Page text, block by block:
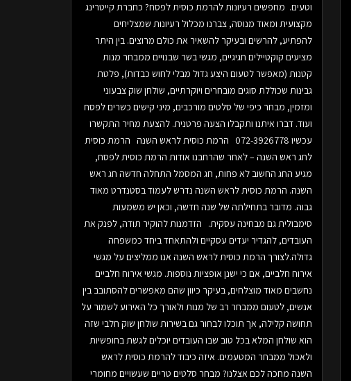
וטעים. מחפשים רעיונות להרמת כוסית לפסח? כחברת קייטרינג
מקצועית ומאוד מנוסה, צברנו מכלול רעיונות שמצליחים
להפתיע, להרשים ובעיקר להשאיר את כולם מרוצים. בין היתר
מציעים קוקטיילים חגיגיים, מגשי בשר שבנויים ממבחר מנות
קטנות (מאפשר לטעום היצע גדול מבלי לחוש כבדות), פלטת
גבינות שכוללת סוגים מובחרים ויוקרתיים, שולחן שוק צבעוני
ומזמין, מבחר כיפי של סלטים מורכבים, מיני קישים כשרים לפסח
ועוד. דברו איתנו ותקבלו הצעה פרטנית. להצעת מחיר התקשרו
עכשיו 072-3926778 הרמת כוסית לראש השנה הרמת כוסית
לחג ראש השנה – לאחר שהרחבנו אודות הרמת כוסית לפסח,
מגיע החג החשוב לא פחות, חג המסמל התחלה חדשה חג ראש
השנה. הרמת כוסית לראש השנה נדרש לעמוד בסטנדרט מאוד
גבוה. מדובר בתחילתה של שנה חדשה, וכאן יש משמעות
סימבולית גם מבחינה עסקית. הזדמנות להוקיר תודה, לפנק את
העובדים, להגדיר יעדים עסקיים ולהתאחד ביחד כמשפחה
גדולה.לצורך הרמת כוסית לראש השנה אנו ממליצים על מגשי
אירוח חלביים, אם כי ישנן אופציות נוספות. מגשי אירוח חלביים
נחשבים מאוד מוצלחים, בעיקר כיוון שהם מאפשרים להסתובב בין
אנשים, לטעום ממבחר רב של מנות ולאורך כל האירוע לשמור על
תחושה קלילה, אך תוכלו לבחור גם בשירות שולחן שוק חלבי שזה
הוא שולחן המלא בכל טוב שבו העובדים יוכלים לגשת בחופשיות
ולאכול ממבחר המטעמים. איזה כיבוד להרמת כוסית לראש
השנה מחכה לכם אצלנו? מבחר סלטים טריים שעשויים מחומרי